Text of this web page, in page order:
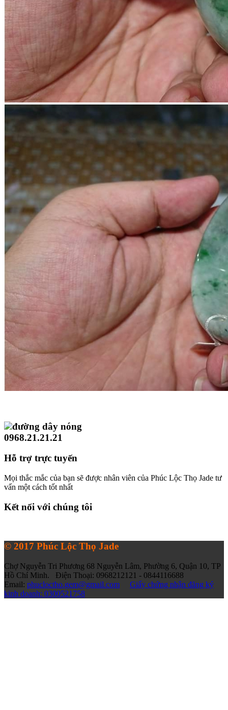
đường dây nóng
0968.21.21.21
Hỗ trợ trực tuyến
Mọi thắc mắc của bạn sẽ được nhân viên của Phúc Lộc Thọ Jade tư
vấn một cách tốt nhất
Kết nối với chúng tôi
© 2017 Phúc Lộc Thọ Jade
Chợ Nguyễn Tri Phương 68 Nguyễn Lâm, Phường 6, Quận 10, TP
Hồ Chí Minh. Điện Thoại: 0968212121 - 0844116688
Email: phucloctho.gem@gmail.com
Giấy chứng nhận đăng ký
kinh doanh: 0300521758